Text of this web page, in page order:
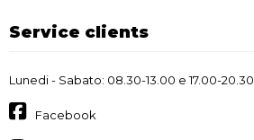
Service clients
Lunedi - Sabato: 08.30-13.00 e 17.00-20.30
Facebook